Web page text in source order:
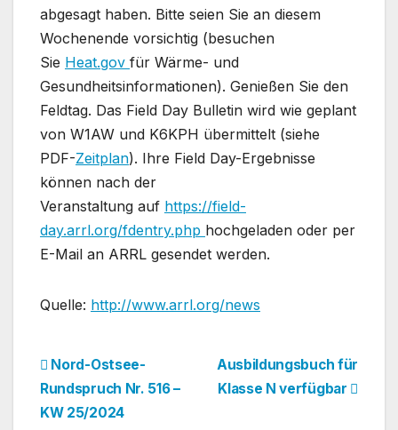
abgesagt haben. Bitte seien Sie an diesem
Wochenende vorsichtig (besuchen
Sie Heat.gov für Wärme- und
Gesundheitsinformationen). Genießen Sie den
Feldtag. Das Field Day Bulletin wird wie geplant
von W1AW und K6KPH übermittelt (siehe
PDF-Zeitplan). Ihre Field Day-Ergebnisse
können nach der
Veranstaltung auf https://field-
day.arrl.org/fdentry.php hochgeladen oder per
E-Mail an ARRL gesendet werden.
Quelle: http://www.arrl.org/news
Beitragsnavigation
Ausbildungsbuch für
Klasse N verfügbar
Nord-Ostsee-
Rundspruch Nr. 516 –
KW 25/2024